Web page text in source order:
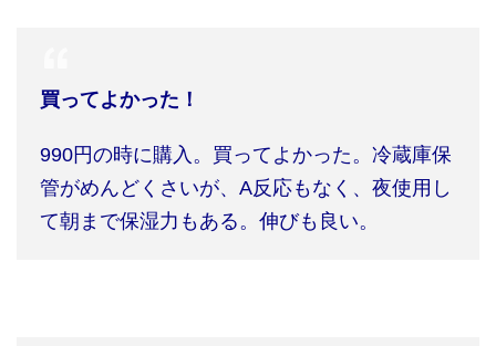
買ってよかった！
990円の時に購入。買ってよかった。冷蔵庫保
管がめんどくさいが、 A反応もなく、夜使用し
て朝まで保湿力もある。伸びも良い。